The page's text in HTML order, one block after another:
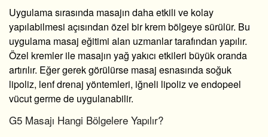
Uygulama sırasında masajın daha etkili ve kolay
yapılabilmesi açısından özel bir krem bölgeye sürülür. Bu
uygulama masaj eğitimi alan uzmanlar tarafından yapılır.
Özel kremler ile masajın yağ yakıcı etkileri büyük oranda
artırılır. Eğer gerek görülürse masaj esnasında soğuk
lipoliz, lenf drenaj yöntemleri, iğneli lipoliz ve endopeel
vücut germe de uygulanabilir.
G5 Masajı Hangi Bölgelere Yapılır?